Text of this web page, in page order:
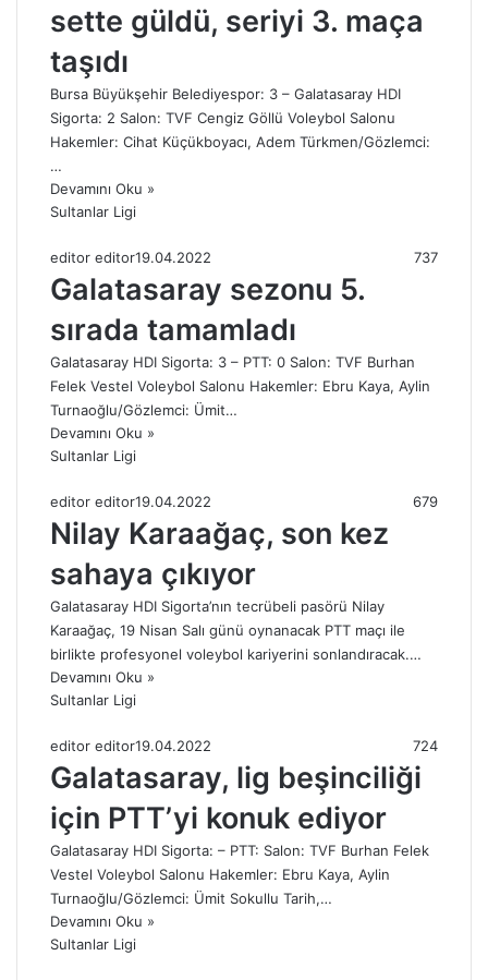
sette güldü, seriyi 3. maça
taşıdı
Bursa Büyükşehir Belediyespor: 3 – Galatasaray HDI
Sigorta: 2 Salon: TVF Cengiz Göllü Voleybol Salonu
Hakemler: Cihat Küçükboyacı, Adem Türkmen/Gözlemci:
…
Devamını Oku »
Sultanlar Ligi
editor editor19.04.2022 737
Galatasaray sezonu 5.
sırada tamamladı
Galatasaray HDI Sigorta: 3 – PTT: 0 Salon: TVF Burhan
Felek Vestel Voleybol Salonu Hakemler: Ebru Kaya, Aylin
Turnaoğlu/Gözlemci: Ümit…
Devamını Oku »
Sultanlar Ligi
editor editor19.04.2022 679
Nilay Karaağaç, son kez
sahaya çıkıyor
Galatasaray HDI Sigorta’nın tecrübeli pasörü Nilay
Karaağaç, 19 Nisan Salı günü oynanacak PTT maçı ile
birlikte profesyonel voleybol kariyerini sonlandıracak.…
Devamını Oku »
Sultanlar Ligi
editor editor19.04.2022 724
Galatasaray, lig beşinciliği
için PTT’yi konuk ediyor
Galatasaray HDI Sigorta: – PTT: Salon: TVF Burhan Felek
Vestel Voleybol Salonu Hakemler: Ebru Kaya, Aylin
Turnaoğlu/Gözlemci: Ümit Sokullu Tarih,…
Devamını Oku »
Sultanlar Ligi